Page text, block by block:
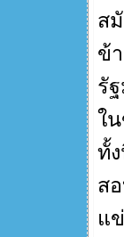
ส
ข้
รั
ใ
ทั้
ส
แ